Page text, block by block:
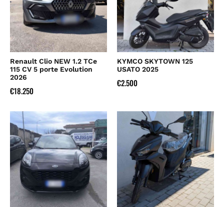
Renault Clio NEW 1.2 TCe
115 CV 5 porte Evolution
2026
€18.250
KYMCO SKYTOWN 125
USATO 2025
€2.500